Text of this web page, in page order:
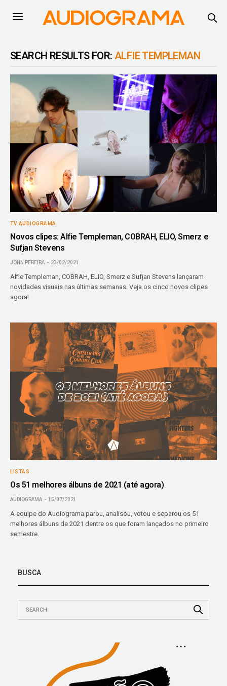
SEARCH RESULTS FOR: ALFIE TEMPLEMAN
TV AUDIOGRAMA
Novos clipes: Alfie Templeman, COBRAH, ELIO, Smerz e
Sufjan Stevens
JOHN PEREIRA 23/02/2021
Alfie Templeman, COBRAH, ELIO, Smerz e Sufjan Stevens lançaram
novidades visuais nas últimas semanas. Veja os cinco novos clipes
agora!
LISTAS
Os 51 melhores álbuns de 2021 (até agora)
AUDIOGRAMA 15/07/2021
A equipe do Audiograma parou, analisou, votou e separou os 51
melhores álbuns de 2021 dentre os que foram lançados no primeiro
semestre.
BUSCA